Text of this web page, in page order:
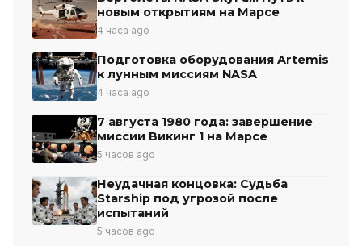
новым открытиям на Марсе
4 часа ago
Подготовка оборудования Artemis
к лунным миссиям NASA
4 часа ago
7 августа 1980 года: завершение
миссии Викинг 1 на Марсе
5 часов ago
Неудачная концовка: Судьба
Starship под угрозой после
испытаний
5 часов ago